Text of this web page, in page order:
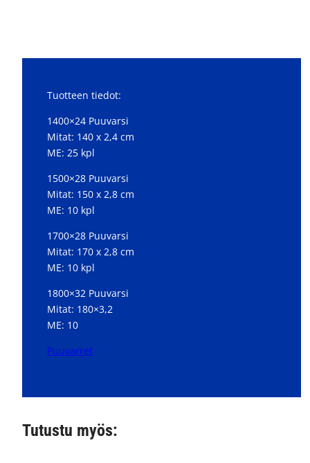
Tuotteen tiedot:
1400×24 Puuvarsi
Mitat: 140 x 2,4 cm
ME: 25 kpl
1500×28 Puuvarsi
Mitat: 150 x 2,8 cm
ME: 10 kpl
1700×28 Puuvarsi
Mitat: 170 x 2,8 cm
ME: 10 kpl
1800×32 Puuvarsi
Mitat: 180×3,2
ME: 10
Puuvarret
Tutustu myös: